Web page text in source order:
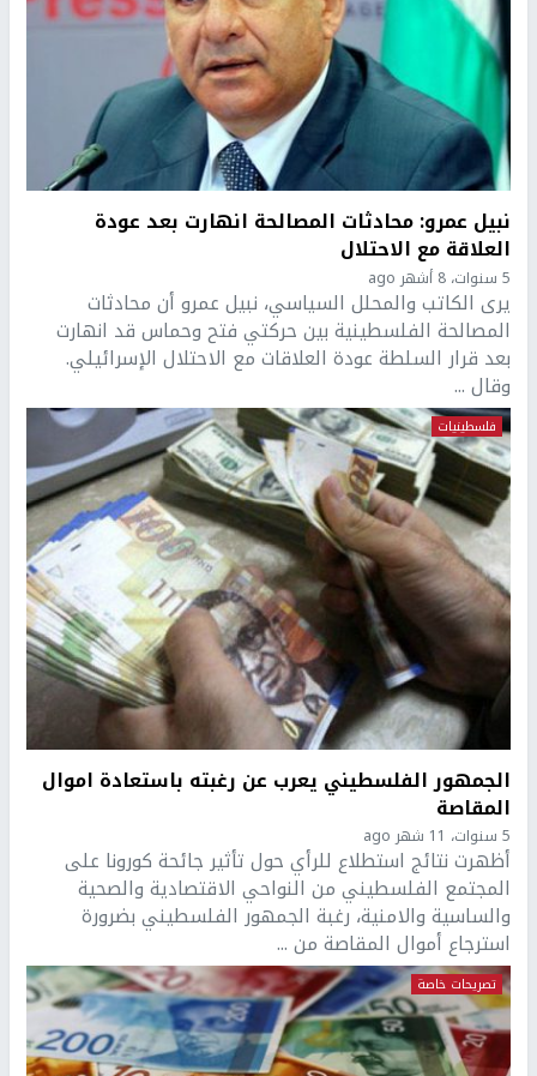
نبيل عمرو: محادثات المصالحة انهارت بعد عودة
العلاقة مع الاحتلال
5 سنوات، 8 أشهر ago
يرى الكاتب والمحلل السياسي، نبيل عمرو أن محادثات
المصالحة الفلسطينية بين حركتي فتح وحماس قد انهارت
بعد قرار السلطة عودة العلاقات مع الاحتلال الإسرائيلي.
وقال ...
فلسطينيات
الجمهور الفلسطيني يعرب عن رغبته باستعادة اموال
المقاصة
5 سنوات، 11 شهر ago
أظهرت نتائج استطلاع للرأي حول تأثير جائحة كورونا على
المجتمع الفلسطيني من النواحي الاقتصادية والصحية
والساسية والامنية، رغبة الجمهور الفلسطيني بضرورة
استرجاع أموال المقاصة من ...
تصريحات خاصة